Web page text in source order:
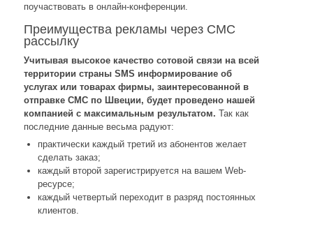
поучаствовать в онлайн-конференции.
Преимущества рекламы через СМС
рассылку
Учитывая высокое качество сотовой связи на всей
территории страны SMS информирование об
услугах или товарах фирмы, заинтересованной в
отправке СМС по Швеции, будет проведено нашей
компанией с максимальным результатом. Так как
последние данные весьма радуют:
практически каждый третий из абонентов желает
сделать заказ;
каждый второй зарегистрируется на вашем Web-
ресурсе;
каждый четвертый переходит в разряд постоянных
клиентов.